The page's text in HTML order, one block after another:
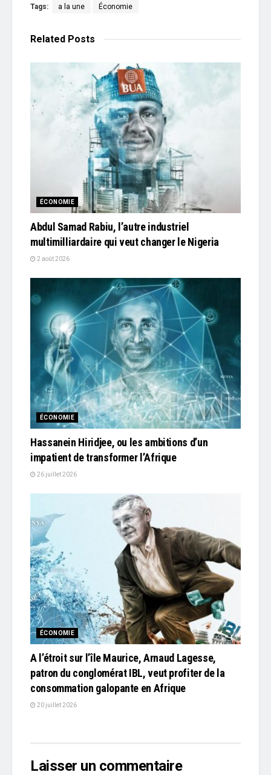
Tags: a la une Économie
Related Posts
ÉCONOMIE
Abdul Samad Rabiu, l’autre industriel
multimilliardaire qui veut changer le Nigeria
2 août 2026
ÉCONOMIE
Hassanein Hiridjee, ou les ambitions d’un
impatient de transformer l’Afrique
26 juillet 2026
ÉCONOMIE
A l’étroit sur l’île Maurice, Arnaud Lagesse,
patron du conglomérat IBL, veut profiter de la
consommation galopante en Afrique
20 juillet 2026
Laisser un commentaire